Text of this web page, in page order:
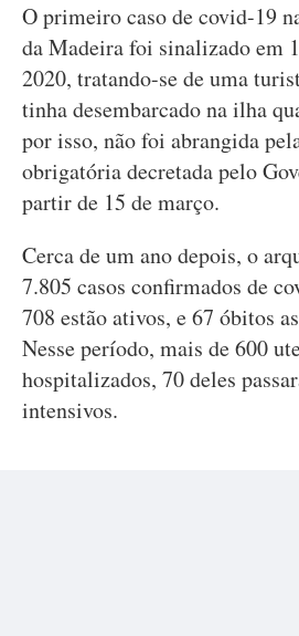
O primeiro caso de covid-19
da Madeira foi sinalizado em
2020, tratando-se de uma
tinha desembarcado na ilha
por isso, não foi abrangida
obrigatória decretada pelo
partir de 15 de março.
Cerca de um ano depois, o
7.805 casos confirmados de
708 estão ativos, e 67 óbitos
Nesse período, mais de 600
hospitalizados, 70 deles
intensivos.